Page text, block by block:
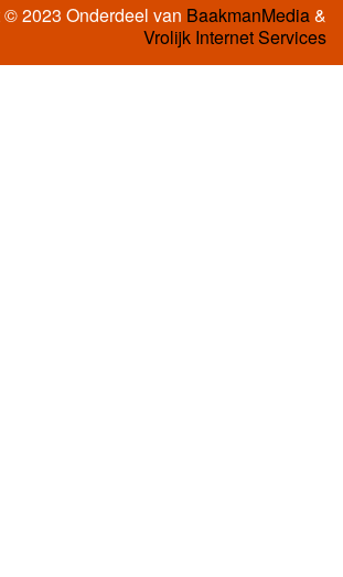
2023 Onderdeel van BaakmanMedia&
Vrolijk Internet Services